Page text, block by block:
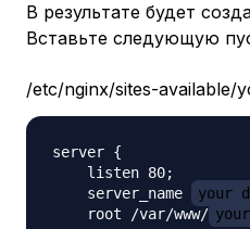
В результате будет
Вставьте следующую
/etc/nginx/sites-available/
server {
    listen 80;
    server_name
    root /var/www/